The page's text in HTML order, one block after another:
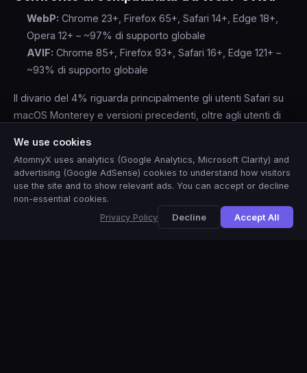
WebP: Chrome 23+, Firefox 65+, Safari 14+, Edge 18+,
Opera 12+ – ~97% di supporto globale
AVIF: Chrome 85+, Firefox 93+, Safari 16+, Edge 121+ –
~93% di supporto globale
Il divario del 4% riguarda principalmente gli utenti Safari su
macOS Monterey e versioni precedenti, oltre agli utenti di
senza un fallback JPEG, WebP è la scelta più sicura come
unico formato.
Compromesso sulle dimensioni del file
WebP è circa il 15–25% più grande di AVIF a parità di qualità.
We use cookies
AtomnyX uses analytics (Google Analytics, Microsoft Clarity) and
advertising (Google AdSense) cookies to understand how visitors
use the site and to show relevant ads. You can accept or decline
non-essential cookies.
Privacy Policy
Decline Accept All
View this site in English Yes No, thanks